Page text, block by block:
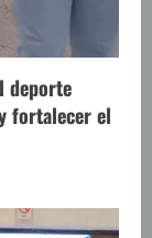
deporte
fortalecer el